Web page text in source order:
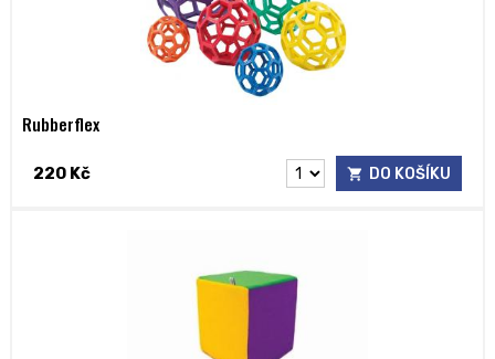
Rubberflex
220 Kč DO KOŠÍKU